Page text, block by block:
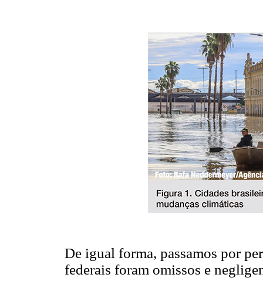
De igual forma, passamos por
federais foram omissos e